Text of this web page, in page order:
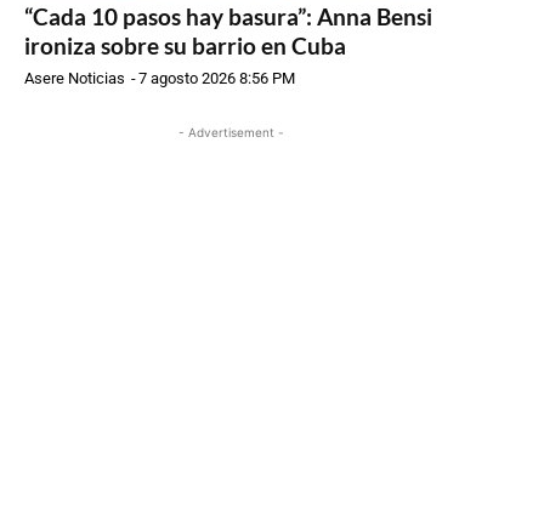
“Cada 10 pasos hay basura”: Anna Bensi
ironiza sobre su barrio en Cuba
Asere Noticias -7 agosto 2026 8:56 PM
- Advertisement -